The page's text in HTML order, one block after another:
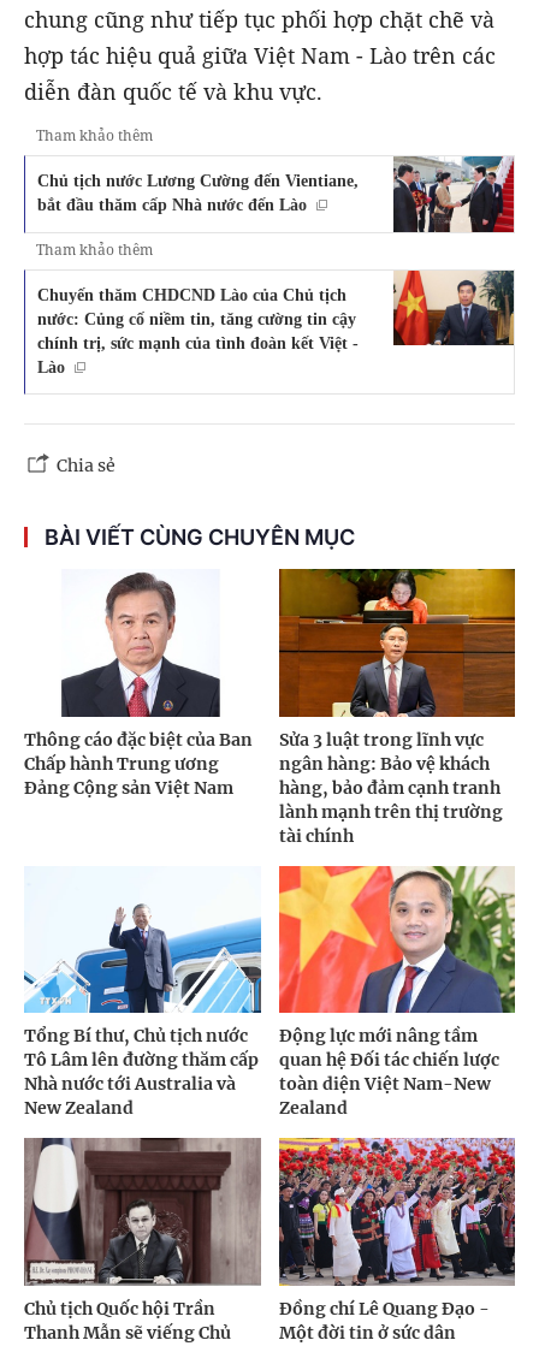
chung cũng như tiếp tục phối hợp chặt chẽ và
hợp tác hiệu quả giữa Việt Nam - Lào trên các
diễn đàn quốc tế và khu vực.
Tham khảo thêm
Chủ tịch nước Lương Cường đến Vientiane,
bắt đầu thăm cấp Nhà nước đến Lào
Tham khảo thêm
Chuyến thăm CHDCND Lào của Chủ tịch
nước: Củng cố niềm tin, tăng cường tin cậy
chính trị, sức mạnh của tình đoàn kết Việt -
Lào
Chia sẻ
BÀI VIẾT CÙNG CHUYÊN MỤC
Thông cáo đặc biệt của Ban
Chấp hành Trung ương
Đảng Cộng sản Việt Nam
Sửa 3 luật trong lĩnh vực
ngân hàng: Bảo vệ khách
hàng, bảo đảm cạnh tranh
lành mạnh trên thị trường
tài chính
Tổng Bí thư, Chủ tịch nước
Tô Lâm lên đường thăm cấp
Nhà nước tới Australia và
New Zealand
Động lực mới nâng tầm
quan hệ Đối tác chiến lược
toàn diện Việt Nam-New
Zealand
Chủ tịch Quốc hội Trần
Thanh Mẫn sẽ viếng Chủ
Đồng chí Lê Quang Đạo -
Một đời tin ở sức dân